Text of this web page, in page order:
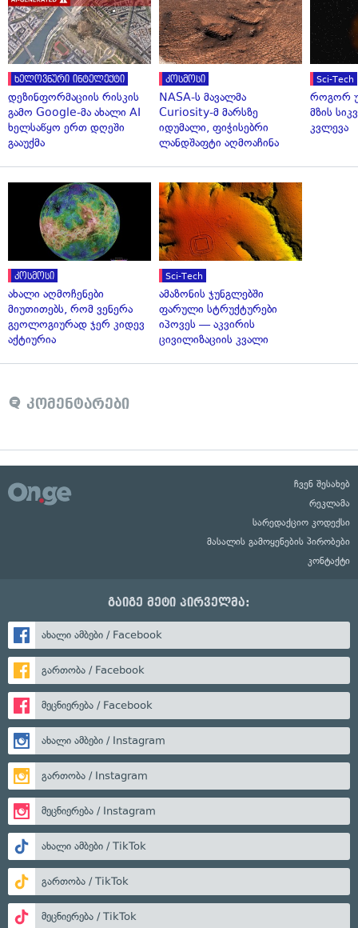
ხელოვნური ინტელექტი
დეზინფორმაციის რისკის
გამო Google-მა ახალი AI
ხელსაწყო ერთ დღეში
გააუქმა
კოსმოსი
NASA-ს მავალმა
Curiosity-მ მარსზე
იდუმალი, ფიჭისებრი
ლანდშაფტი აღმოაჩინა
Sci-Tech
როგორ
მზის
კვლევა
კოსმოსი
ახალი აღმოჩენები
მიუთითებს, რომ ვენერა
გეოლოგიურად ჯერ კიდევ
აქტიურია
Sci-Tech
ამაზონის ჯუნგლებში
ფარული სტრუქტურები
იპოვეს — აკვირის
ცივილიზაციის კვალი
კომენტარები
ჩვენ შესახებ
რეკლამა
სარედაქციო კოდექსი
მასალის გამოყენების პირობები
კონტაქტი
გაიგე მეტი პირველმა:
ახალი ამბები / Facebook
გართობა / Facebook
მეცნიერება / Facebook
ახალი ამბები / Instagram
გართობა / Instagram
მეცნიერება / Instagram
ახალი ამბები / TikTok
გართობა / TikTok
მეცნიერება / TikTok